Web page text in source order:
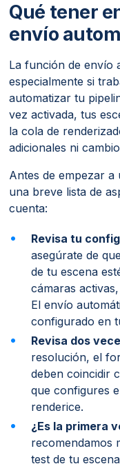
Qué tener
envío
La función de envío
especialmente si
automatizar tu
vez activada, tus
la cola de
adicionales ni
Antes de empezar
una breve lista de
cuenta:
Revisa tu
asegúrate de
de tu escena
cámaras
El envío
configurado en
Revisa dos
resolución, el
deben coincidir
que configures
renderice.
¿Es la primera
recomendamos
test de tu